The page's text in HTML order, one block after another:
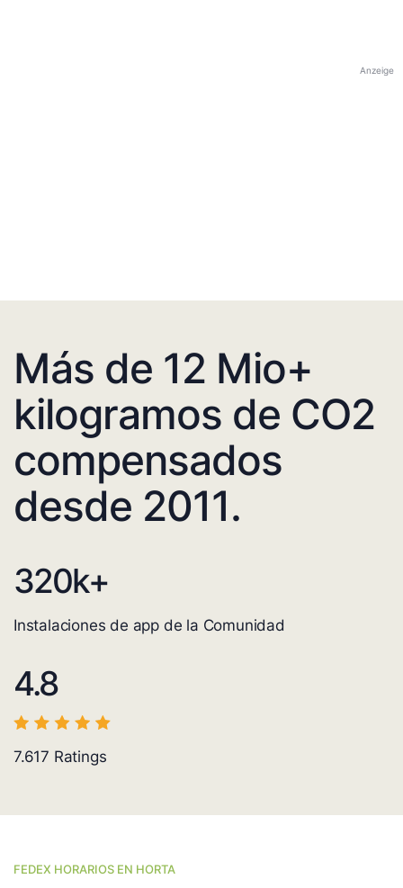
Anzeige
Más de 12 Mio+
kilogramos de CO2
compensados
desde 2011.
320k+
Instalaciones de app de la Comunidad
4.8
7.617 Ratings
FEDEX HORARIOS EN HORTA